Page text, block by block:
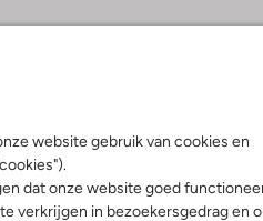
website gebruik van cookies en
dat onze website goed
verkrijgen in bezoekersgedrag en
Gewone chemische reiniging